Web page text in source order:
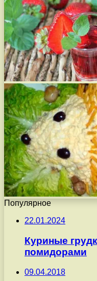
Популярное
22.01.2024
Куриные
помидорами
09.04.2018